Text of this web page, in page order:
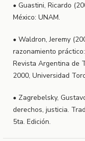
• Guastini, Ricardo
México: UNAM.
• Waldron, Jeremy
razonamiento práctico:
Revista Argentina de
2000, Universidad
• Zagrebelsky,
derechos, justicia.
5ta. Edición.